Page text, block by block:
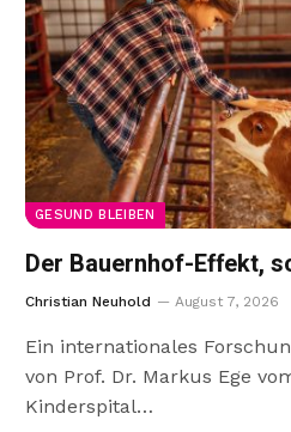
GESUND BLEIBEN
Der Bauernhof-Effekt,
Christian Neuhold August 7, 2026
Ein internationales
von Prof. Dr. Markus Ege
Kinderspital…